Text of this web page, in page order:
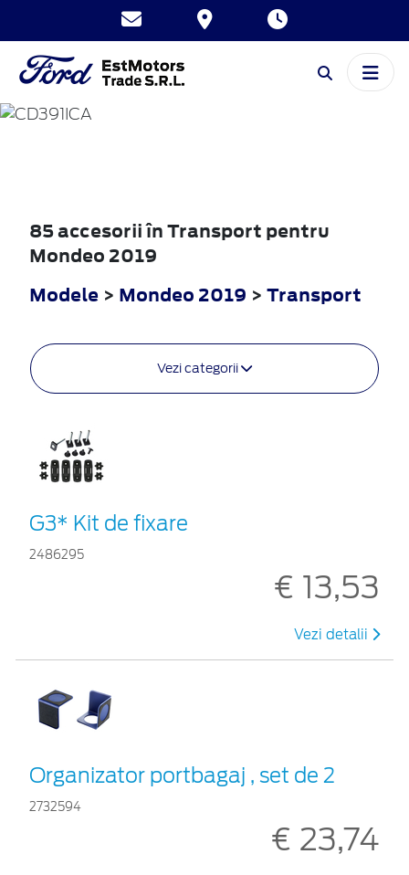
MONDEO
85 accesorii în Transport pentru
Mondeo 2019
Modele > Mondeo 2019 > Transport
Vezi categorii
G3* Kit de fixare
2486295
€ 13,53
Vezi detalii
Organizator portbagaj , set de 2
2732594
€ 23,74